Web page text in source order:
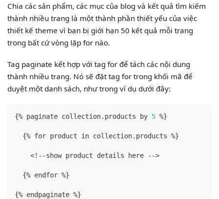
Chia các sản phẩm, các mục của blog và kết quả tìm kiếm
thành nhiều trang là một thành phần thiết yếu của việc
thiết kế theme vì bạn bị giới hạn 50 kết quả mỗi trang
trong bất cứ vòng lặp for nào.
Tag paginate kết hợp với tag for để tách các nội dung
thành nhiều trang. Nó sẽ đặt tag for trong khối mã để
duyệt một danh sách, như trong ví dụ dưới đây:
{% paginate collection.products by 5 %}
{% for product in collection.products %}
    <!--show product details here -->
{% endfor %}
{% endpaginate %}